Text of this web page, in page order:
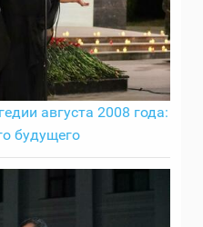
августа 2008 года:
будущего